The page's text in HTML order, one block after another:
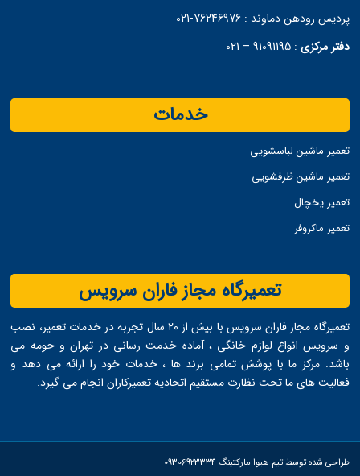
پردیس رودهن دماوند :76246976-021
دفتر مرکزی :
91091195 – 021
خدمات
تعمیر ماشین لباسشویی
تعمیر ماشین ظرفشویی
تعمیر یخچال
تعمیر ماکروفر
تعمیرگاه مجاز فاران سرویس
تعمیرگاه مجاز فاران سرویس با بیش از ۲۰ سال تجربه در خدمات تعمیر، نصب
و سرویس انواع لوازم خانگی ، آماده خدمت ‌رسانی در تهران و حومه می
‌باشد. مرکز ما با پوشش تمامی برند ها ، خدمات خود را ارائه می ‌دهد و
فعالیت های ما تحت نظارت مستقیم اتحادیه تعمیرکاران انجام می ‌گیرد.
طراحی شده توسط تیم هیوا مارکتینگ 09306923334